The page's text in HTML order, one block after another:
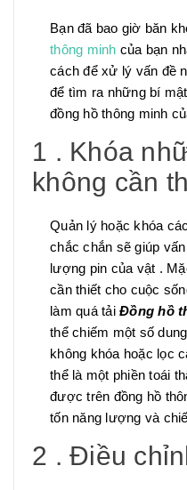
Bạn đã bao giờ băn
thông minh của bạn
cách để xử lý vấn đề
để tìm ra những bí
đồng hồ thông minh
1 . Khóa
không cần
Quản lý hoặc khóa
chắc chắn sẽ giúp
lượng pin của vật .
cần thiết cho cuộc
làm quá tải Đồng hồ
thể chiếm một số
không khóa hoặc lọc
thể là một phiền toái
được trên đồng hồ
tốn năng lượng và
2 . Điều